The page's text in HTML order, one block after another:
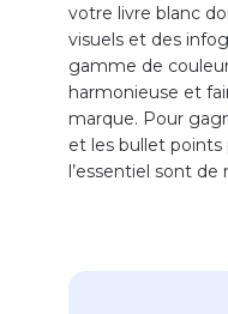
votre livre blanc
visuels et des
gamme de
harmonieuse et
marque. Pour
et les bullet points
l’essentiel sont de